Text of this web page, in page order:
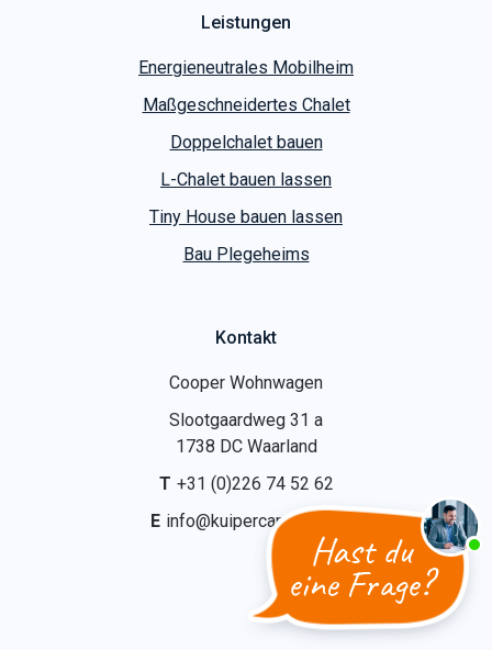
Hast du
eine Frage?
Leistungen
Energieneutrales Mobilheim
Maßgeschneidertes Chalet
Doppelchalet bauen
L-Chalet bauen lassen
Tiny House bauen lassen
Bau Plegeheims
Kontakt
Cooper Wohnwagen
Slootgaardweg 31 a
1738 DC Waarland
T +31 (0)226 74 52 62
E info@kuipercaravans.nl